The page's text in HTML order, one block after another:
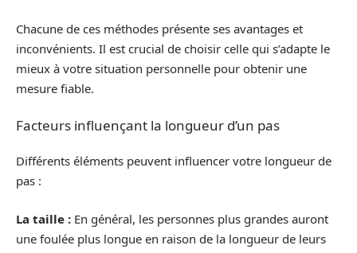
Chacune de ces méthodes présente ses avantages et
inconvénients. Il est crucial de choisir celle qui s’adapte le
mieux à votre situation personnelle pour obtenir une
mesure fiable.
Facteurs influençant la longueur d’un pas
Différents éléments peuvent influencer votre longueur de
pas :
La taille : En général, les personnes plus grandes auront
une foulée plus longue en raison de la longueur de leurs